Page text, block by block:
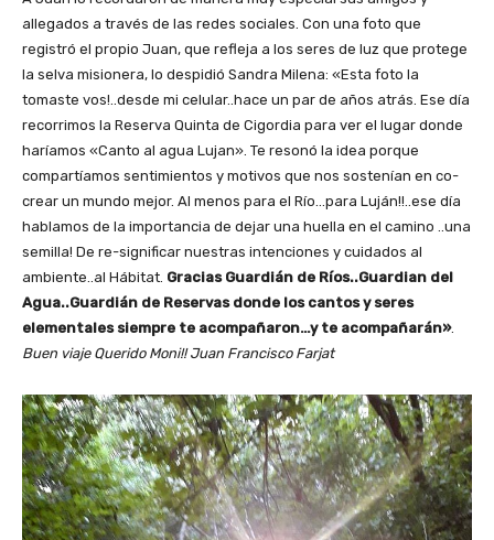
allegados a través de las redes sociales. Con una foto que
registró el propio Juan, que refleja a los seres de luz que protege
la selva misionera, lo despidió Sandra Milena: «Esta foto la
tomaste vos!..desde mi celular..hace un par de años atrás. Ese día
recorrimos la Reserva Quinta de Cigordia para ver el lugar donde
haríamos «Canto al agua Lujan». Te resonó la idea porque
compartíamos sentimientos y motivos que nos sostenían en co-
crear un mundo mejor. Al menos para el Río…para Luján!!..ese día
hablamos de la importancia de dejar una huella en el camino ..una
semilla! De re-significar nuestras intenciones y cuidados al
ambiente..al Hábitat. Gracias Guardián de Ríos..Guardian del
Agua..Guardián de Reservas donde los cantos y seres
elementales siempre te acompañaron…y te acompañarán».
Buen viaje Querido Moni!! Juan Francisco Farjat